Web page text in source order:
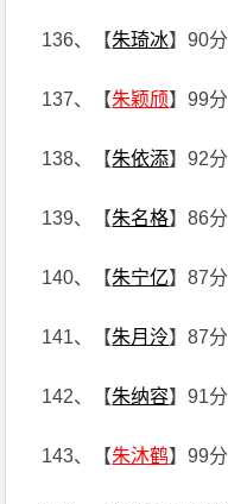
136、【朱琦冰】90分
137、【朱颖颀】99分
138、【朱依添】92分
139、【朱名格】86分
140、【朱宁亿】87分
141、【朱月泠】87分
142、【朱纳容】91分
143、【朱沐鹤】99分